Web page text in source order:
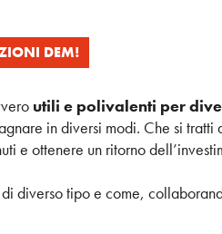
DEM!
utili e polivalenti per
in diversi modi. Che si
e ottenere un ritorno
diverso tipo e come,